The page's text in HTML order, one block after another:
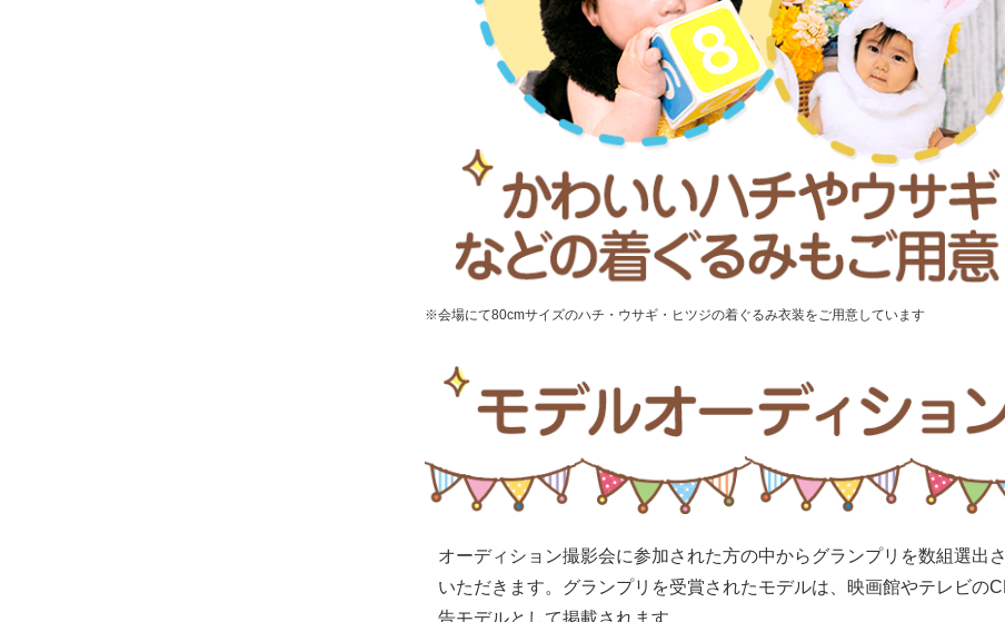
※会場にて80cmサイズのハチ・ウサギ・ヒツジの着ぐるみ衣装をご用意しています
オーディション撮影会に参加された方の中からグランプリを数組選出
いただきます。グランプリを受賞されたモデルは、映画館やテレビの